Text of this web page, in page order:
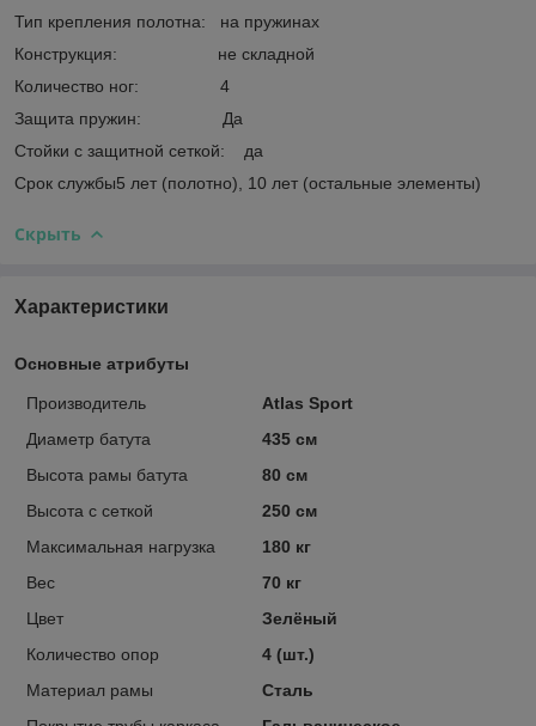
Тип крепления полотна: на пружинах
Конструкция: не складной
Количество ног: 4
Защита пружин: Да
Стойки с защитной сеткой: да
Срок службы5 лет (полотно), 10 лет (остальные элементы)
Скрыть
Характеристики
Основные атрибуты
Производитель
Atlas Sport
Диаметр батута
435 см
Высота рамы батута
80 см
Высота с сеткой
250 см
Максимальная нагрузка
180 кг
Вес
70 кг
Цвет
Зелёный
Количество опор
4 (шт.)
Материал рамы
Сталь